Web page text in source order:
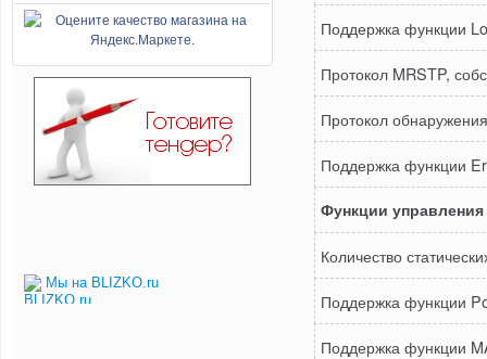
Мы на BLIZKO.ru
Поддержка функции
Протокол MRSTP,
Протокол
Поддержка функции
Функции
Количество
Поддержка функции
Поддержка функции